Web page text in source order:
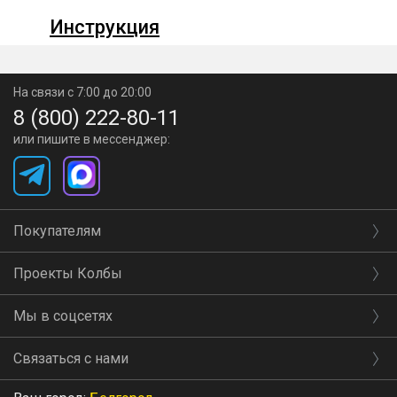
ДЛЯ НОВИЧКОВ: Максимум автоматизации
Соберите аппарат согласно инструкции
режиме и максимальноавтоматизируйте процесс
второй
перегонки.
получения питьевого спирта
простым.
Вам нужно лишь максимально широко
открыть паровой кран
и дождаться,когда температура в колонне повыситсядо
Инструкция
На связи с 7:00 до 20:00
8 (800) 222-80-11
или пишите в мессенджер:
Покупателям
Проекты Колбы
Мы в соцсетях
Связаться с нами